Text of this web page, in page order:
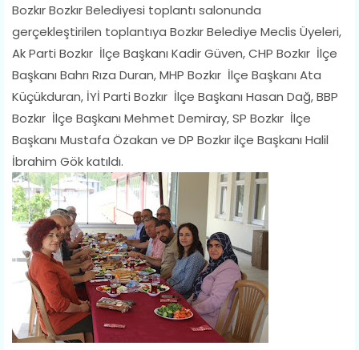
Bozkır Bozkır Belediyesi toplantı salonunda
gerçekleştirilen toplantıya Bozkır Belediye Meclis Üyeleri,
Ak Parti Bozkır İlçe Başkanı Kadir Güven, CHP Bozkır İlçe
Başkanı Bahrı Rıza Duran, MHP Bozkır İlçe Başkanı Ata
Küçükduran, İYİ Parti Bozkır İlçe Başkanı Hasan Dağ, BBP
Bozkır İlçe Başkanı Mehmet Demiray, SP Bozkır İlçe
Başkanı Mustafa Özakan ve DP Bozkır ilçe Başkanı Halil
İbrahim Gök katıldı.